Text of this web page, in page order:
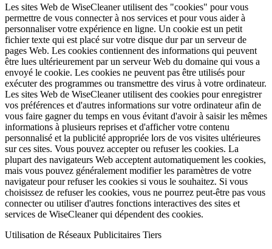
Les sites Web de WiseCleaner utilisent des "cookies" pour vous
permettre de vous connecter à nos services et pour vous aider à
personnaliser votre expérience en ligne. Un cookie est un petit
fichier texte qui est placé sur votre disque dur par un serveur de
pages Web. Les cookies contiennent des informations qui peuvent
être lues ultérieurement par un serveur Web du domaine qui vous a
envoyé le cookie. Les cookies ne peuvent pas être utilisés pour
exécuter des programmes ou transmettre des virus à votre ordinateur.
Les sites Web de WiseCleaner utilisent des cookies pour enregistrer
vos préférences et d'autres informations sur votre ordinateur afin de
vous faire gagner du temps en vous évitant d'avoir à saisir les mêmes
informations à plusieurs reprises et d'afficher votre contenu
personnalisé et la publicité appropriée lors de vos visites ultérieures
sur ces sites. Vous pouvez accepter ou refuser les cookies. La
plupart des navigateurs Web acceptent automatiquement les cookies,
mais vous pouvez généralement modifier les paramètres de votre
navigateur pour refuser les cookies si vous le souhaitez. Si vous
choisissez de refuser les cookies, vous ne pourrez peut-être pas vous
connecter ou utiliser d'autres fonctions interactives des sites et
services de WiseCleaner qui dépendent des cookies.
Utilisation de Réseaux Publicitaires Tiers